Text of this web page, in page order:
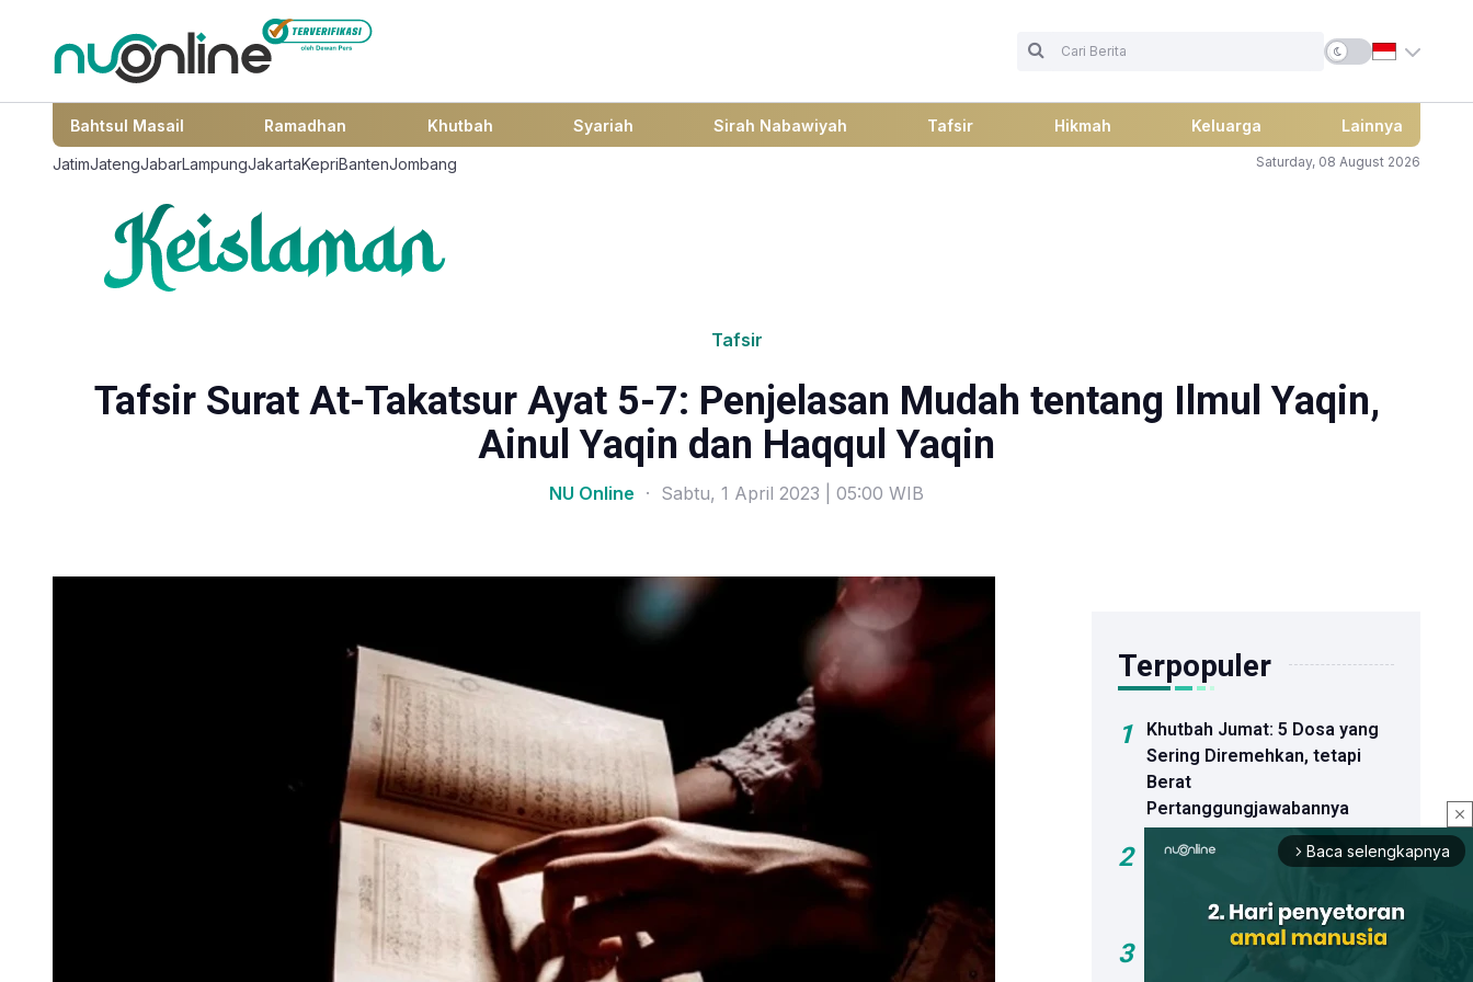
Bahtsul Masail Ramadhan Khutbah Syariah Sirah Nabawiyah Tafsir Hikmah Keluarga Lainnya
JatimJatengJabarLampungJakartaKepriBantenJombang Saturday, 08 August 2026
Tafsir
Tafsir Surat At-Takatsur Ayat 5-7: Penjelasan Mudah tentang Ilmul Yaqin,
Ainul Yaqin dan Haqqul Yaqin
NU Online · Sabtu, 1 April 2023 | 05:00 WIB
close
arrow_forward_ios Baca selengkapnya
Terpopuler
1
Khutbah Jumat: 5 Dosa yang
Sering Diremehkan, tetapi
Berat
Pertanggungjawabannya
2
Khutbah Jumat: Bahaya Hoaks
3
Sejumlah Bakal Calon Ketua